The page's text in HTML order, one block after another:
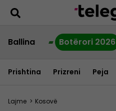
Ballina Botërori 2026
Prishtina Prizreni Peja
Lajme > Kosovë